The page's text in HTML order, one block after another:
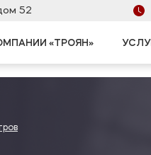
52
«ТРОЯН»
заводов